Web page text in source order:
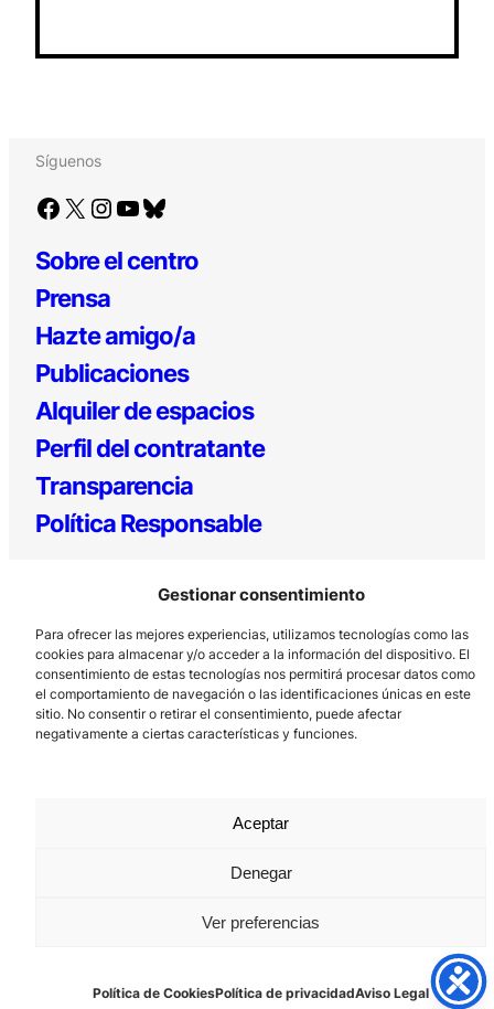
Gestionar consentimiento
Para ofrecer las mejores experiencias, utilizamos tecnologías como las
cookies para almacenar y/o acceder a la información del dispositivo. El
consentimiento de estas tecnologías nos permitirá procesar datos como
el comportamiento de navegación o las identificaciones únicas en este
sitio. No consentir o retirar el consentimiento, puede afectar
negativamente a ciertas características y funciones.
Aceptar
Denegar
Ver preferencias
Política de CookiesPolítica de privacidadAviso Legal
Síguenos
Facebook X Instagram YouTube Bluesky
Sobre el centro
Prensa
Hazte amigo/a
Publicaciones
Alquiler de espacios
Perfil del contratante
Transparencia
Política Responsable
Los Prados, 121 – 33203 Gijón
985 185 577 – info@laboralcentrodearte.org